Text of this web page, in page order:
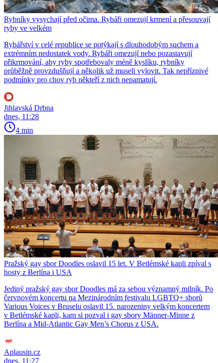
Rybníky vysychají před očima. Rybáři omezují krmení a přesouvají
ryby ve velkém
Rybářství v celé republice se potýkají s dlouhodobým suchem a
extrémním nedostatek vody. Rybáři omezují nebo pozastavují
přikrmování, aby ryby spotřebovaly méně kyslíku, rybníky
průběžně provzdušňují a několik už museli vylovit. Tak nepříznivé
podmínky pro chov ryb někteří z nich nepamatují.
Jihlavská Drbna
dnes, 11:28
4 min
Pražský gay sbor Doodles oslavil 15 let. V Betlémské kapli zpíval s
hosty z Berlína i USA
Jediný pražský gay sbor Doodles má za sebou významný milník. Po
červnovém koncertu na Mezinárodním festivalu LGBTQ+ sborů
Various Voices v Bruselu oslavil 15. narozeniny velkým koncertem
v Betlémské kapli, kam si pozval i gay sbory Männer-Minne z
Berlína a Mid-Atlantic Gay Men’s Chorus z USA.
Aplausin.cz
dnes, 11:27